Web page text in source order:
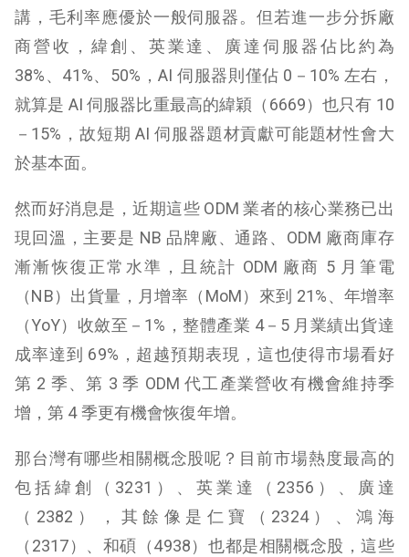
講，毛利率應優於一般伺服器。但若進一步分拆廠
商營收，緯創、英業達、廣達伺服器佔比約為
38%、41%、50%，AI 伺服器則僅佔 0－10% 左右，
就算是 AI 伺服器比重最高的緯穎（6669）也只有 10
－15%，故短期 AI 伺服器題材貢獻可能題材性會大
於基本面。
然而好消息是，近期這些 ODM 業者的核心業務已出
現回溫，主要是 NB 品牌廠、通路、ODM 廠商庫存
漸漸恢復正常水準，且統計 ODM 廠商 5 月筆電
（NB）出貨量，月增率（MoM）來到 21%、年增率
（YoY）收斂至－1%，整體產業 4－5 月業績出貨達
成率達到 69%，超越預期表現，這也使得市場看好
第 2 季、第 3 季 ODM 代工產業營收有機會維持季
增，第 4 季更有機會恢復年增。
那台灣有哪些相關概念股呢？目前市場熱度最高的
包括緯創（3231）、英業達（2356）、廣達
（2382），其餘像是仁寶（2324）、鴻海
（2317）、和碩（4938）也都是相關概念股，這些